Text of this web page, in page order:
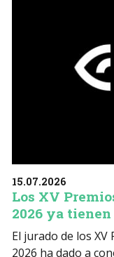
15.07.2026
Los XV
2026 ya
El jurado de los XV
2026 ha dado a